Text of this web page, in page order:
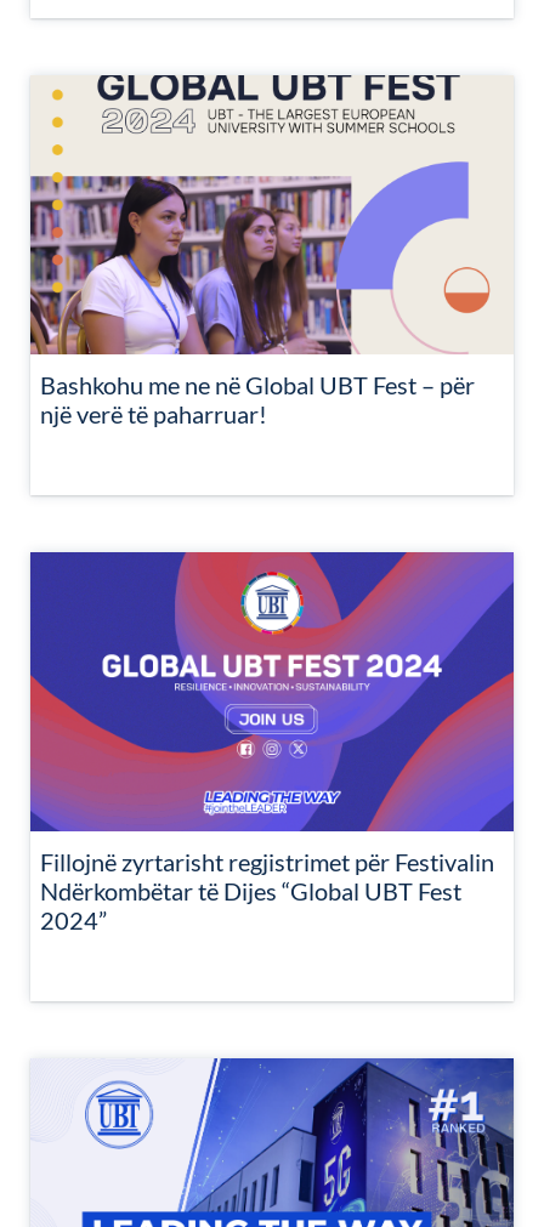
Bashkohu me ne në Global UBT Fest – për
një verë të paharruar!
Fillojnë zyrtarisht regjistrimet për Festivalin
Ndërkombëtar të Dijes “Global UBT Fest
2024”